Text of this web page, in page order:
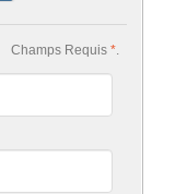
Champs Requis *.